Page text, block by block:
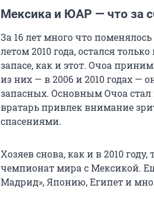
Мексика и ЮАР — что за
За 16 лет много что
летом 2010 года, остался
запасе, как и этот. Очоа
из них — в 2006 и 2010 годах —
запасных. Основным Очоа стал
вратарь привлек внимание
спасениями.
Хозяев снова, как и в 2010
чемпионат мира с Мексикой.
Мадрид», Японию, Египет и